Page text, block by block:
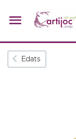
Cerques populars
Edats